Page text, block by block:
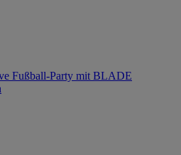
Fußball-Party mit BLADE